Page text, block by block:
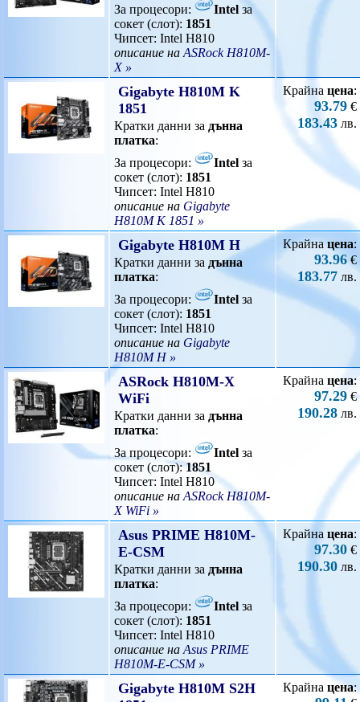
За процесори:
Intel за
сокет (слот): 1851
Чипсет: Intel H810
описание на ASRock H810M-
X »
Gigabyte H810M K
1851
Кратки данни за дънна
платка:
За процесори:
Intel за
сокет (слот): 1851
Чипсет: Intel H810
описание на Gigabyte
H810M K 1851 »
Крайна цена:
93.79 €
183.43 лв.
Gigabyte H810M H
Кратки данни за дънна
платка:
За процесори:
Intel за
сокет (слот): 1851
Чипсет: Intel H810
описание на Gigabyte
H810M H »
Крайнацена:
93.96€
183.77 лв.
ASRock H810M-X
WiFi
Кратки данни за дънна
платка:
За процесори:
Intel за
сокет (слот):1851
Чипсет: Intel H810
описание на ASRock H810M-
X WiFi »
Крайна цена:
97.29 €
190.28 лв.
Asus PRIME H810M-
E-CSM
Кратки данни за дънна
платка:
За процесори:
Intel за
сокет (слот): 1851
Чипсет: Intel H810
описание на Asus PRIME
H810M-E-CSM »
Крайна цена:
97.30 €
190.30 лв.
Gigabyte H810M S2H
Крайна цена: